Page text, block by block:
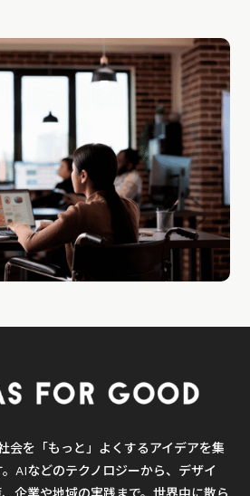
会を「もっと」よくするアイデアを集
AIなどのテクノロジーから、デザイ